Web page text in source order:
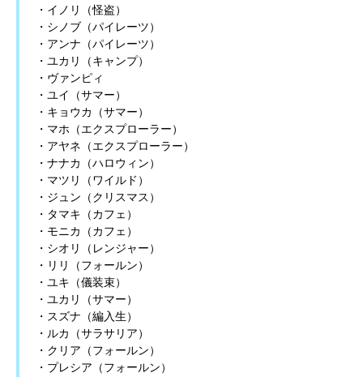
・イノリ（怪盗）
・シノブ（パイレーツ）
・アンナ（パイレーツ）
・ユカリ（キャンプ）
・ヴァンピィ
・ユイ（サマー）
・キョウカ（サマー）
・マホ（エクスプローラー）
・アヤネ（エクスプローラー）
・ナナカ（ハロウィン）
・マツリ（ワイルド）
・ジュン（クリスマス）
・タマキ（カフェ）
・モニカ（カフェ）
・シオリ（レンジャー）
・リリ（フォールン）
・ユキ（儀装束）
・ユカリ（サマー）
・スズナ（編入生）
・ルカ（サラサリア）
・クリア（フォールン）
・プレシア（フォールン）